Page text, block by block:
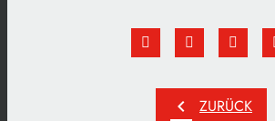
chevron_left ZURÜCK